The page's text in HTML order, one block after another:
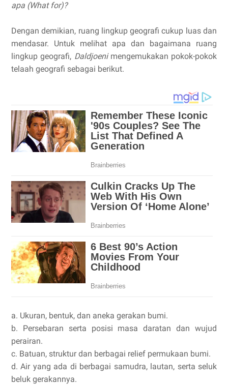
apa (What for)?
Dengan demikian, ruang lingkup geografi cukup luas dan
mendasar. Untuk melihat apa dan bagaimana ruang
lingkup geografi, Daldjoenimengemukakan pokok-pokok
telaah geografi sebagai berikut.
a. Ukuran, bentuk, dan aneka gerakan bumi.
b. Persebaran serta posisi masa daratan dan wujud
perairan.
c. Batuan, struktur dan berbagai relief permukaan bumi.
d. Air yang ada di berbagai samudra, lautan, serta seluk
beluk gerakannya.